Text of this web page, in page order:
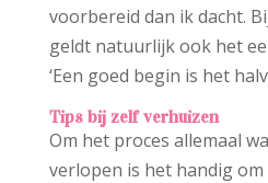
voorbereid dan ik dacht.
geldt natuurlijk ook het
‘Een goed begin is het
Tips bij zelf verhuizen
Om het proces allemaal
verlopen is het handig